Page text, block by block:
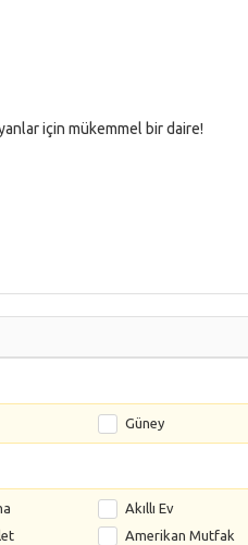
için mükemmel bir daire!
Güney
Akıllı Ev
Amerikan Mutfak